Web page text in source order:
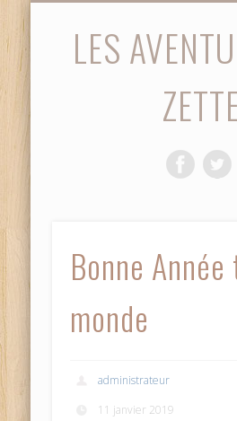
LES
Bonne
monde
administrateur
11 janvier 2019